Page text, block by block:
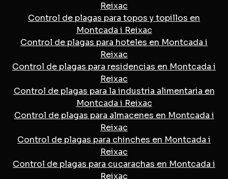
Reixac
Control de plagas para topos y topillos en
Montcada i Reixac
Control de plagas para hoteles en Montcada i
Reixac
Control de plagas para residencias en Montcada i
Reixac
Control de plagas para la industria alimentaria en
Montcada i Reixac
Control de plagas para almacenes en Montcada i
Reixac
Control de plagas para chinches en Montcada i
Reixac
Control de plagas para cucarachas en Montcada i
Reixac